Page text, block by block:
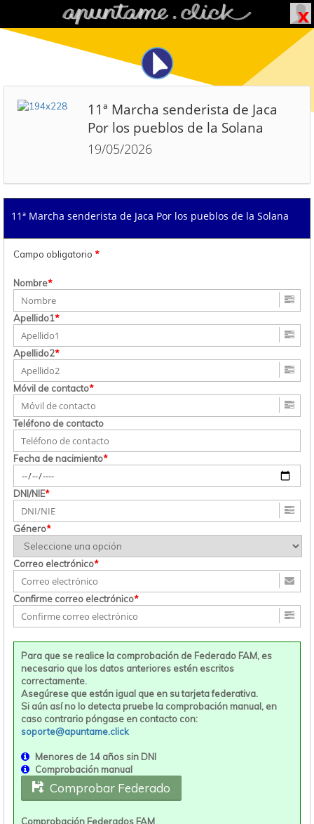
11ª Marcha senderista de Jaca
Por los pueblos de la Solana
19/05/2026
11ª Marcha senderista de Jaca Por los pueblos de la Solana
Campo obligatorio *
Nombre*
Apellido1*
Apellido2*
Móvil de contacto*
Teléfono de contacto
Fecha de nacimiento*
DNI/NIE*
Género*
Correo electrónico*
Confirme correo electrónico*
Para que se realice la comprobación de Federado FAM, es
necesario que los datos anteriores estén escritos
correctamente.
Asegúrese que están igual que en su tarjeta federativa.
Si aún así no lo detecta pruebe la comprobación manual, en
caso contrario póngase en contacto con:
soporte@apuntame.click
Menores de 14 años sin DNI
Comprobación manual
Comprobar Federado
Comprobación Federados FAM